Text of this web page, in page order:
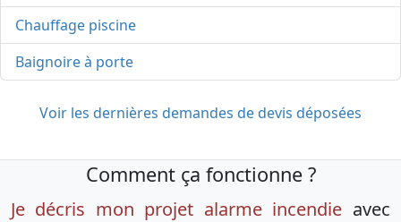
Chauffage piscine
Baignoire à porte
Voir les dernières demandes de devis déposées
Comment ça fonctionne ?
Je décris mon projet alarme incendie avec